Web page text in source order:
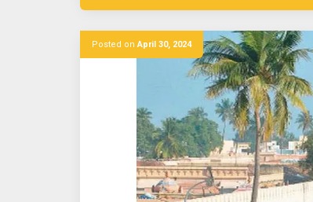
Posted onApril 30, 2024